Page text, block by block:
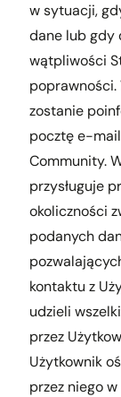
w sytuacji,
dane lub gdy
wątpliwości
zostanie
pocztę e-
Community.
przysługuje
okoliczności
podanych
kontaktu z
udzieli
przez
Użytkownik
przez niego